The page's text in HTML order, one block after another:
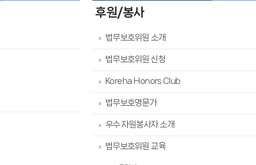
후원/봉사
> 법무보호위원 소개
> 법무보호위원 신청
> Koreha Honors Club
> 법무보호명문가
> 우수 자원봉사자 소개
> 법무보호위원 교육